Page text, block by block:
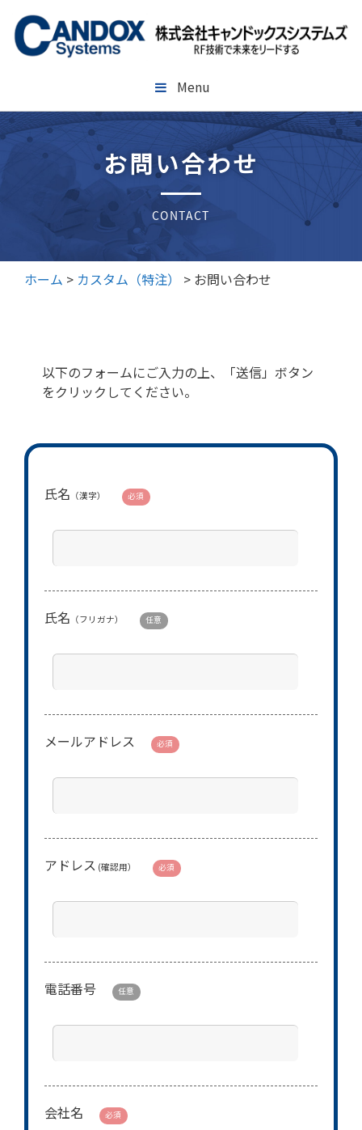
へ
ス
キ
ッ
Menu
お問い合わせ
CONTACT
ホーム > カスタム（特注） > お問い合わせ
以下のフォームにご入力の上、「送信」ボタン
をクリックしてください。
氏名 （漢字） 必須
氏名 （フリガナ） 任意
メールアドレス 必須
アドレス (確認用） 必須
電話番号 任意
会社名 必須